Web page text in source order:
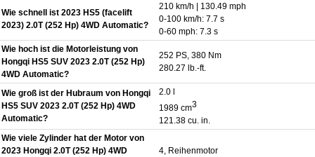
Wie schnell ist 2023 HS5 (facelift
2023) 2.0T (252 Hp) 4WD Automatic?
210 km/h | 130.49 mph
0-100 km/h: 7.7 s
0-60 mph: 7.3 s
Wie hoch ist die Motorleistung von
Hongqi HS5 SUV 2023 2.0T (252 Hp)
4WD Automatic?
252 PS, 380 Nm
280.27 lb.-ft.
Wie groß ist der Hubraum von Hongqi
HS5 SUV 2023 2.0T (252 Hp) 4WD
Automatic?
2.0 l
1989 cm3
121.38 cu. in.
Wie viele Zylinder hat der Motor von
2023 Hongqi 2.0T (252 Hp) 4WD
4, Reihenmotor